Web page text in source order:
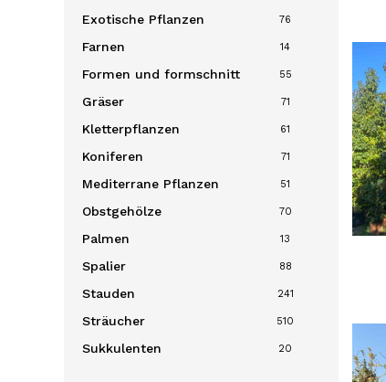
Exotische Pflanzen 76
Farnen 14
Formen und formschnitt 55
Gräser 71
Kletterpflanzen 61
Koniferen 71
Mediterrane Pflanzen 51
Obstgehölze 70
Palmen 13
Spalier 88
Stauden 241
Sträucher 510
Sukkulenten 20